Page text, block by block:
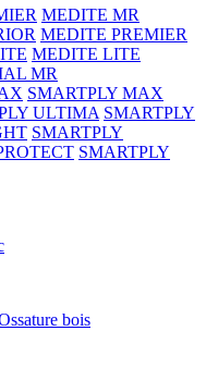
MEDITE MR
MEDITE PREMIER
MEDITE LITE
MR
SMARTPLY MAX
ULTIMA SMARTPLY
SMARTPLY
SMARTPLY
bois